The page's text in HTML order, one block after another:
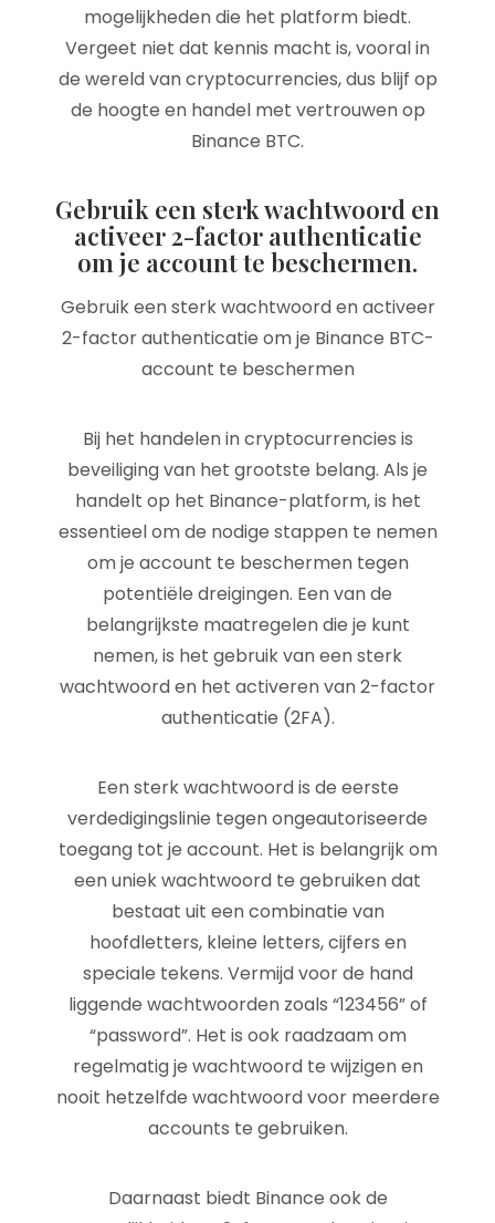
mogelijkheden die het platform biedt.
Vergeet niet dat kennis macht is, vooral in
de wereld van cryptocurrencies, dus blijf op
de hoogte en handel met vertrouwen op
Binance BTC.
Gebruik een sterk wachtwoord en
activeer 2-factor authenticatie
om je account te beschermen.
Gebruik een sterk wachtwoord en activeer
2-factor authenticatie om je Binance BTC-
account te beschermen
Bij het handelen in cryptocurrencies is
beveiliging van het grootste belang. Als je
handelt op het Binance-platform, is het
essentieel om de nodige stappen te nemen
om je account te beschermen tegen
potentiële dreigingen. Een van de
belangrijkste maatregelen die je kunt
nemen, is het gebruik van een sterk
wachtwoord en het activeren van 2-factor
authenticatie (2FA).
Een sterk wachtwoord is de eerste
verdedigingslinie tegen ongeautoriseerde
toegang tot je account. Het is belangrijk om
een uniek wachtwoord te gebruiken dat
bestaat uit een combinatie van
hoofdletters, kleine letters, cijfers en
speciale tekens. Vermijd voor de hand
liggende wachtwoorden zoals “123456” of
“password”. Het is ook raadzaam om
regelmatig je wachtwoord te wijzigen en
nooit hetzelfde wachtwoord voor meerdere
accounts te gebruiken.
Daarnaast biedt Binance ook de